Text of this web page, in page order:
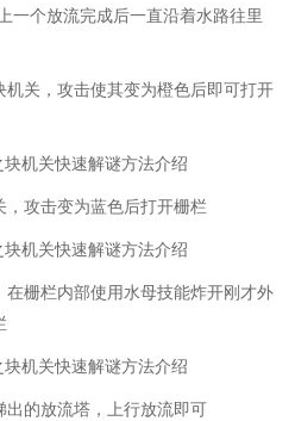
一个放流完成后一直沿着水路往里
关，攻击使其变为橙色后即可打开
攻击变为蓝色后打开栅栏
栅栏内部使用水母技能炸开刚才外
的放流塔，上行放流即可